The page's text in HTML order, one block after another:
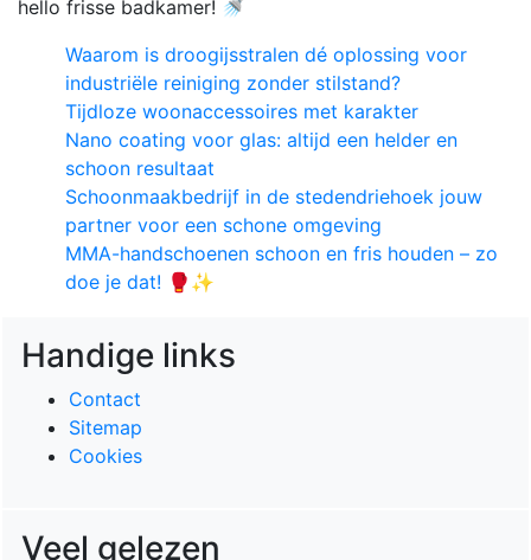
hello frisse badkamer! 🚿
Waarom is droogijsstralen dé oplossing voor
industriële reiniging zonder stilstand?
Tijdloze woonaccessoires met karakter
Nano coating voor glas: altijd een helder en
schoon resultaat
Schoonmaakbedrijf in de stedendriehoek jouw
partner voor een schone omgeving
MMA-handschoenen schoon en fris houden – zo
doe je dat! 🥊✨
Handige links
Contact
Sitemap
Cookies
Veel gelezen